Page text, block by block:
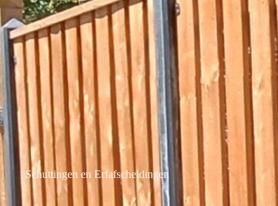
Schuttingen en Erfafscheidingen